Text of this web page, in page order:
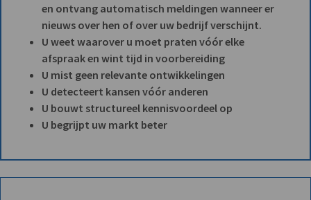
en ontvang automatisch meldingen wanneer er
nieuws over hen of over uw bedrijf verschijnt.
U weet waarover u moet praten vóór elke
afspraak en wint tijd in voorbereiding
U mist geen relevante ontwikkelingen
U detecteert kansen vóór anderen
U bouwt structureel kennisvoordeel op
U begrijpt uw markt beter